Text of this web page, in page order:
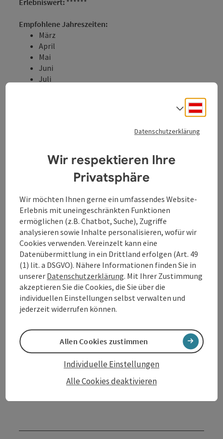
Empfohlene Jahreszeiten:
März
April
Mai
Juni
Juli
Einkehrmöglichkeit
familienfreundlich
kulturell / historisch
kinderwagengerecht
Beschreibung:
Hofkirchen i. M. - Stichweg zum Labyrinth 1
(Pflanzenrythmus der Begegnung) - Am Weiher -
Waldweg - Emmersdorf - Labyrinth 2 (Steinlabyrinth
der Inneren Einkehr) - Emmerstorfer Bründl -
Labyrinth 3 ( Kunstlabyrinth der Verwandlung) -
Mühlen - Hofkirchen i.M.
Der Wanderweg verläuft weitgehend auf bestehenden
Feld-,Wiesen- und Waldwegen und - wo es sich nicht
gemischte Wegbeschaffenheit auf Güterwegen und
auf Naturboden.
Ausrüstung:
Wanderrucksack (inkl. Regenhülle), festes
Weitere Infos und Links:
Datenschutzerklärung
Wir respektieren Ihre
Privatsphäre
Wir möchten Ihnen gerne ein umfassendes Website-
Erlebnis mit uneingeschränkten Funktionen
ermöglichen (z.B. Chatbot, Suche), Zugriffe
analysieren sowie Inhalte personalisieren, wofür wir
Cookies verwenden. Vereinzelt kann eine
Datenübermittlung in ein Drittland erfolgen (Art. 49
(1) lit. a DSGVO). Nähere Informationen finden Sie in
unserer Datenschutzerklärung. Mit Ihrer Zustimmung
akzeptieren Sie die Cookies, die Sie über die
individuellen Einstellungen selbst verwalten und
jederzeit widerrufen können.
Alle Cookies deaktivieren
Individuelle Einstellungen
Allen Cookies zustimmen